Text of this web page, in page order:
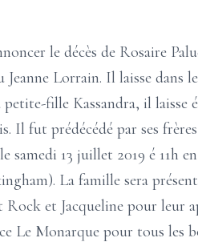
le décès de Rosaire
Lorrain. Il laisse dans
fille Kassandra, il
Il fut prédécédé par ses
samedi 13 juillet 2019 é 11h
La famille sera
et Jacqueline pour leur
Le Monarque pour tous les